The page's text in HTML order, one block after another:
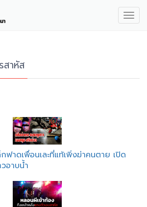
สาหัส
ฟาดเพื่อนเละที่แท้เพิ่งฆ่าคนตาย เปิด
อาบน้ำ